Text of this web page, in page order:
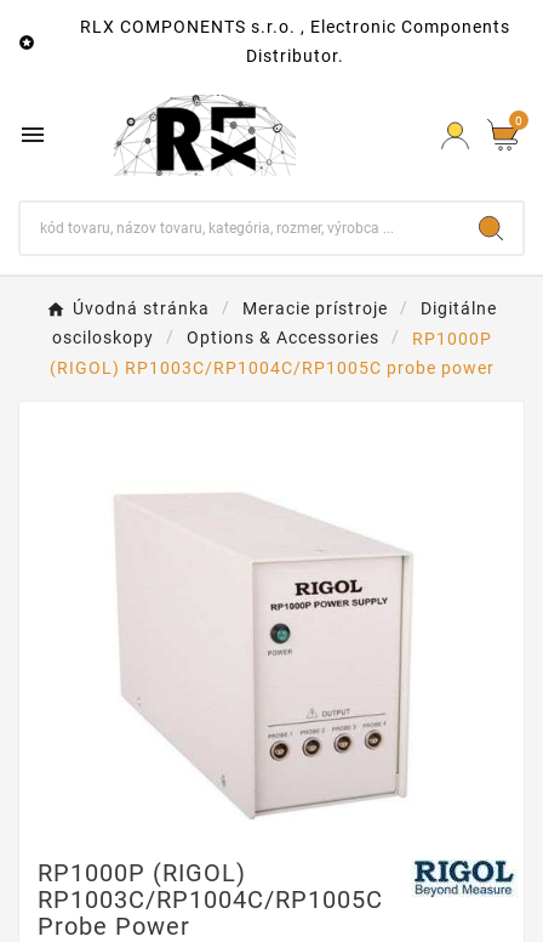

RLX COMPONENTS s.r.o. , Electronic Components
Distributor.
 0
Úvodná stránka Meracie prístroje
Digitálne
osciloskopy
Options & Accessories
RP1000P
(RIGOL) RP1003C/RP1004C/RP1005C probe power
RP1000P (RIGOL)
RP1003C/RP1004C/RP1005C
Probe Power